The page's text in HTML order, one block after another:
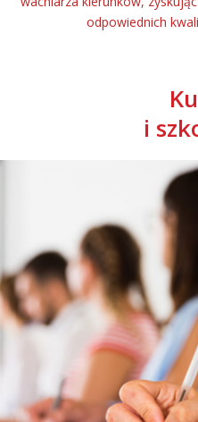
odpowiednich
i